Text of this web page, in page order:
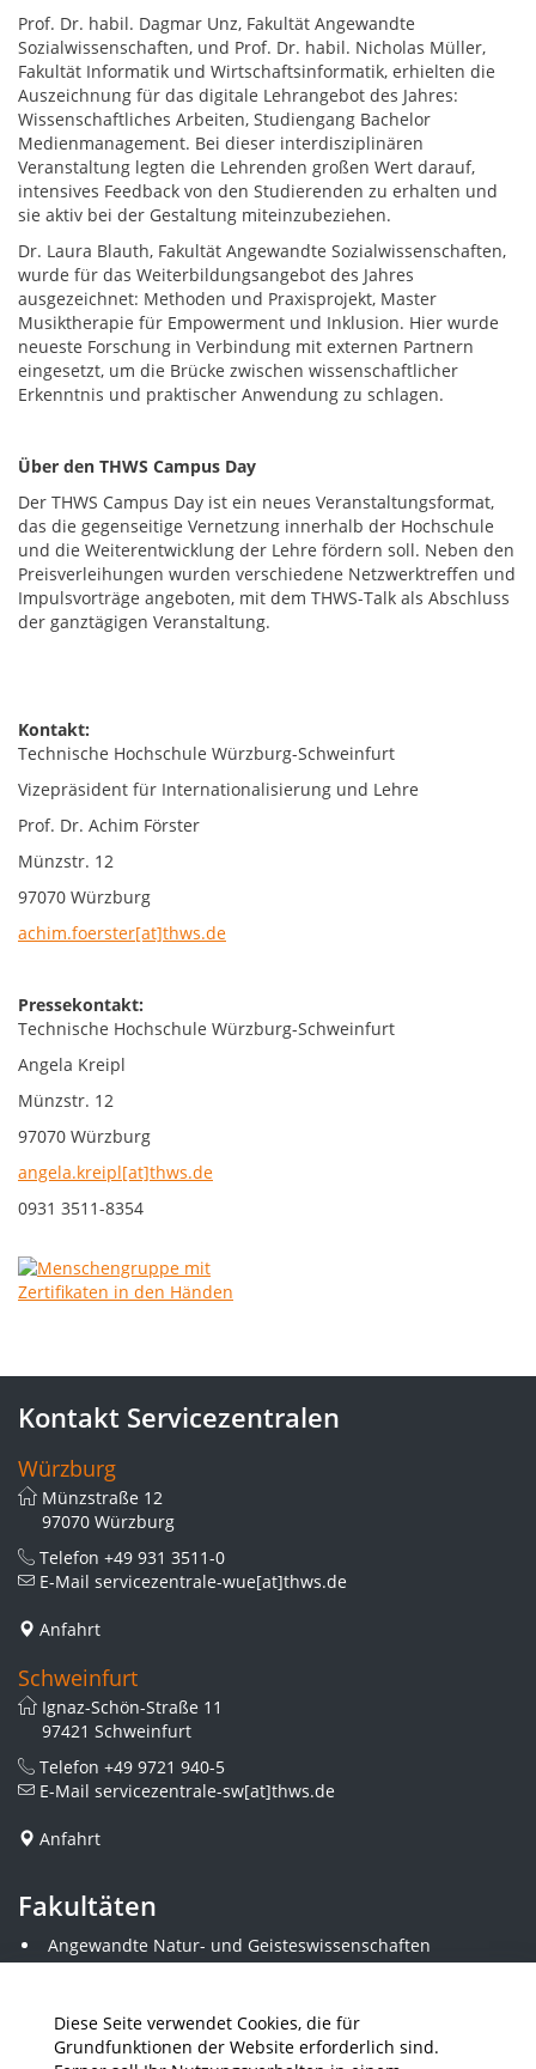
Diese Seite verwendet Cookies, die für
Grundfunktionen der Website erforderlich sind.
Prof. Dr. habil. Dagmar Unz, Fakultät Angewandte
Sozialwissenschaften, und Prof. Dr. habil. Nicholas Müller,
Fakultät Informatik und Wirtschaftsinformatik, erhielten die
Auszeichnung für das digitale Lehrangebot des Jahres:
Wissenschaftliches Arbeiten, Studiengang Bachelor
Medienmanagement. Bei dieser interdisziplinären
Veranstaltung legten die Lehrenden großen Wert darauf,
intensives Feedback von den Studierenden zu erhalten und
sie aktiv bei der Gestaltung miteinzubeziehen.
Dr. Laura Blauth, Fakultät Angewandte Sozialwissenschaften,
wurde für das Weiterbildungsangebot des Jahres
ausgezeichnet: Methoden und Praxisprojekt, Master
Musiktherapie für Empowerment und Inklusion. Hier wurde
neueste Forschung in Verbindung mit externen Partnern
eingesetzt, um die Brücke zwischen wissenschaftlicher
Erkenntnis und praktischer Anwendung zu schlagen.
Über den THWS Campus Day
Der THWS Campus Day ist ein neues Veranstaltungsformat,
das die gegenseitige Vernetzung innerhalb der Hochschule
und die Weiterentwicklung der Lehre fördern soll. Neben den
Preisverleihungen wurden verschiedene Netzwerktreffen und
Impulsvorträge angeboten, mit dem THWS-Talk als Abschluss
der ganztägigen Veranstaltung.
Kontakt:
Technische Hochschule Würzburg-Schweinfurt
Vizepräsident für Internationalisierung und Lehre
Prof. Dr. Achim Förster
Münzstr. 12
97070 Würzburg
achim.foerster[at]thws.de
Pressekontakt:
Technische Hochschule Würzburg-Schweinfurt
Angela Kreipl
Münzstr. 12
97070 Würzburg
angela.kreipl[at]thws.de
0931 3511-8354
Kontakt Servicezentralen
Würzburg
Münzstraße 12
97070 Würzburg
Telefon +49 931 3511-0
E-Mail servicezentrale-wue[at]thws.de
Anfahrt
Schweinfurt
Ignaz-Schön-Straße 11
97421 Schweinfurt
Telefon +49 9721 940-5
E-Mail servicezentrale-sw[at]thws.de
Anfahrt
Fakultäten
Angewandte Natur- und Geisteswissenschaften
Angewandte Sozialwissenschaften
Elektrotechnik
Gestaltung